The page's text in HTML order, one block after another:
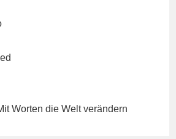
Worten die Welt verändern